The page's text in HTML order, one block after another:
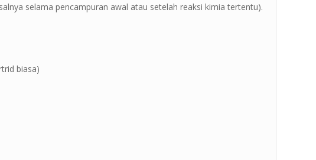
selama pencampuran awal atau setelah reaksi kimia tertentu).
biasa)